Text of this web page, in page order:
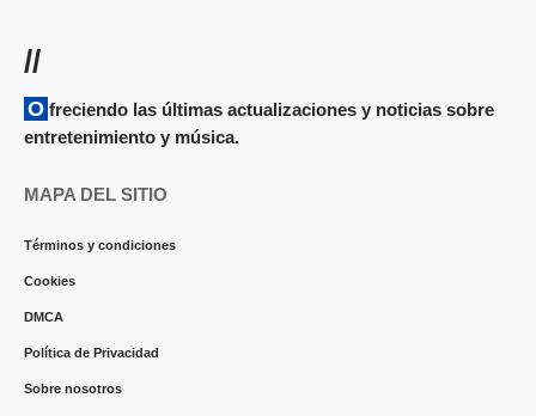
//
Ofreciendo las últimas actualizaciones y noticias sobre
entretenimiento y música.
MAPA DEL SITIO
Términos y condiciones
Cookies
DMCA
Política de Privacidad
Sobre nosotros